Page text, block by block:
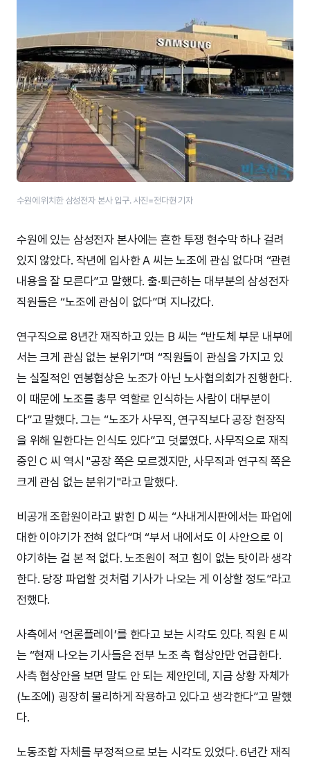
수원에 위치한 삼성전자 본사 입구. 사진=전다현 기자
수원에 있는 삼성전자 본사에는 흔한 투쟁 현수막 하나 걸려
있지 않았다. 작년에 입사한 A 씨는 노조에 관심 없다며 “관련
내용을 잘 모른다”고 말했다. 출·퇴근하는 대부분의 삼성전자
직원들은 “노조에 관심이 없다”며 지나갔다.
연구직으로 8년간 재직하고 있는 B 씨는 “반도체 부문 내부에
서는 크게 관심 없는 분위기”며 “직원들이 관심을 가지고 있
는 실질적인 연봉협상은 노조가 아닌 노사협의회가 진행한다.
이 때문에 노조를 총무 역할로 인식하는 사람이 대부분이
다”고 말했다. 그는 “노조가 사무직, 연구직보다 공장 현장직
을 위해 일한다는 인식도 있다”고 덧붙였다. 사무직으로 재직
중인 C 씨 역시 "공장 쪽은 모르겠지만, 사무직과 연구직 쪽은
크게 관심 없는 분위기"라고 말했다.
비공개 조합원이라고 밝힌 D 씨는 “사내게시판에서는 파업에
대한 이야기가 전혀 없다”며 “부서 내에서도 이 사안으로 이
야기하는 걸 본 적 없다. 노조원이 적고 힘이 없는 탓이라 생각
한다. 당장 파업할 것처럼 기사가 나오는 게 이상할 정도”라고
전했다.
사측에서 ‘언론플레이’를 한다고 보는 시각도 있다. 직원 E 씨
는 “현재 나오는 기사들은 전부 노조 측 협상안만 언급한다.
사측 협상안을 보면 말도 안 되는 제안인데, 지금 상황 자체가
(노조에) 굉장히 불리하게 작용하고 있다고 생각한다”고 말했
다.
노동조합 자체를 부정적으로 보는 시각도 있었다. 6년간 재직